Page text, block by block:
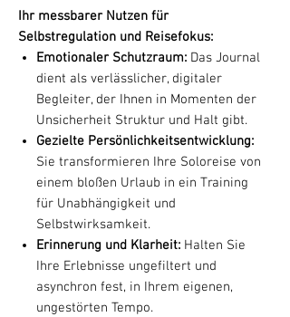
Ihr messbarer Nutzen für
Selbstregulation und Reisefokus:
Emotionaler Schutzraum: Das Journal
dient als verlässlicher, digitaler
Begleiter, der Ihnen in Momenten der
Unsicherheit Struktur und Halt gibt.
Gezielte Persönlichkeitsentwicklung:
Sie transformieren Ihre Soloreise von
einem bloßen Urlaub in ein Training
für Unabhängigkeit und
Selbstwirksamkeit.
Erinnerung und Klarheit: Halten Sie
Ihre Erlebnisse ungefiltert und
asynchron fest, in Ihrem eigenen,
ungestörten Tempo.